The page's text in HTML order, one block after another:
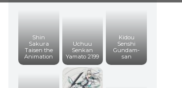
Shin
Sakura
Taisen the
Animation
Uchuu
Senkan
Yamato 2199
Kidou
Senshi
Gundam-
san